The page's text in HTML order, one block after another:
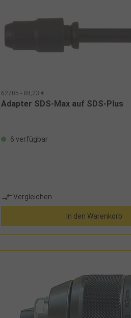
62705 - 88,23 €
Adapter SDS-Max auf SDS-Plus
6 verfügbar
Vergleichen
In den Warenkorb